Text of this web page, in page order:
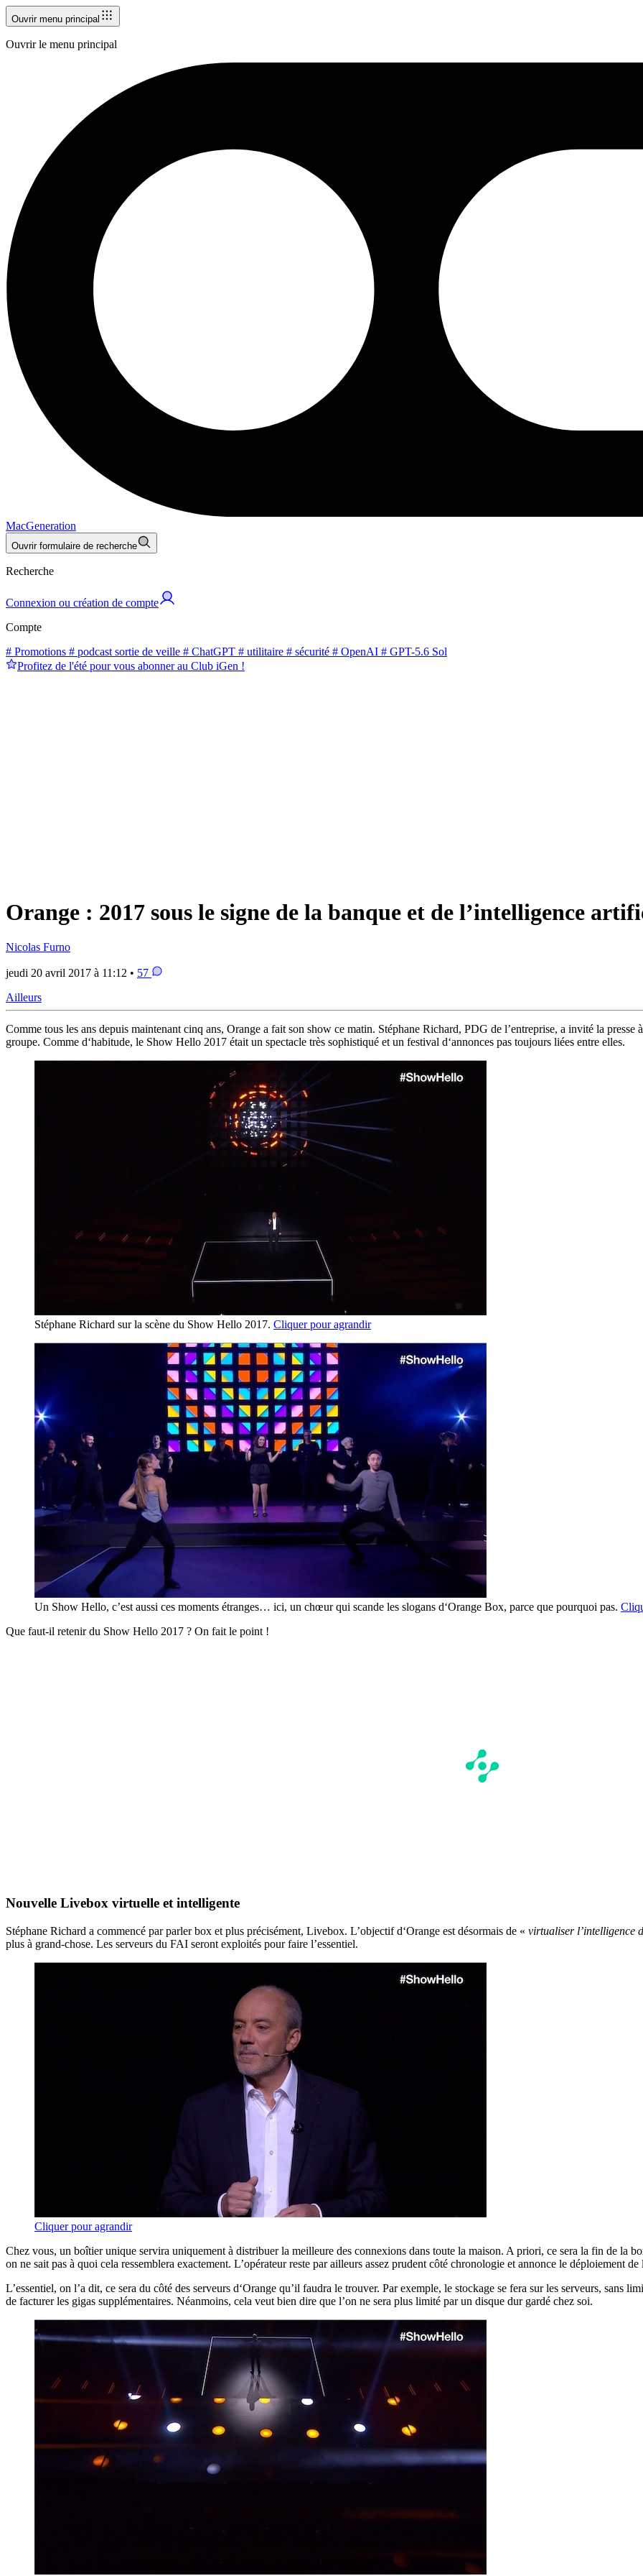
Ouvrir menu principal
Ouvrir le menu principal
MacGeneration
Ouvrir formulaire de recherche
Recherche
Connexion ou création de compte
Compte
# Promotions # podcast sortie de veille # ChatGPT # utilitaire # sécurité # OpenAI # GPT-5.6 Sol
Profitez de l'été pour vous abonner au Club iGen !
Orange : 2017 sous le signe de la banque et de l’intelligence
Nicolas Furno
jeudi 20 avril 2017 à 11:12 • 57
Ailleurs
Comme tous les ans depuis maintenant cinq ans, Orange a fait son show ce matin. Stéphane Richard, PDG de l’entreprise, a invité la presse
groupe. Comme d‘habitude, le Show Hello 2017 était un spectacle très sophistiqué et un festival d‘annonces pas toujours liées entre elles.
Stéphane Richard sur la scène du Show Hello 2017. Cliquer pour agrandir
Un Show Hello, c’est aussi ces moments étranges… ici, un chœur qui scande les slogans d‘Orange Box, parce que pourquoi pas.
Que faut-il retenir du Show Hello 2017 ? On fait le point !
Nouvelle Livebox virtuelle et intelligente
Stéphane Richard a commencé par parler box et plus précisément, Livebox. L’objectif d‘Orange est désormais de « virtualiser l’intelligence
plus à grand-chose. Les serveurs du FAI seront exploités pour faire l’essentiel.
Cliquer pour agrandir
Chez vous, un boîtier unique servira uniquement à distribuer la meilleure des connexions dans toute la maison. A priori, ce sera la fin de la
on ne sait pas à quoi cela ressemblera exactement. L’opérateur reste par ailleurs assez prudent côté chronologie et annonce le déploiement
L’essentiel, on l’a dit, ce sera du côté des serveurs d‘Orange qu’il faudra le trouver. Par exemple, le stockage se fera sur les serveurs, sans
de facturer les gigas supplémentaires. Néanmoins, cela veut bien dire que l’on ne sera plus limité par un disque dur gardé chez soi.